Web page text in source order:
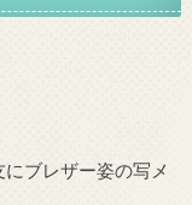
ブレザー姿の写メ